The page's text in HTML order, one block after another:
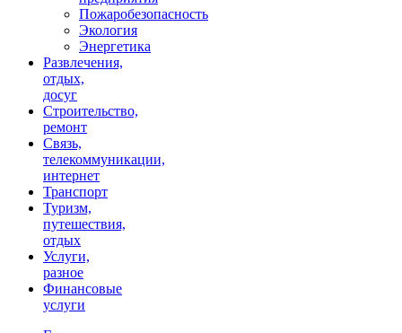
Пожаробезопасность
Экология
Энергетика
Развлечения,
отдых,
досуг
Строительство,
ремонт
Связь,
телекоммуникации,
интернет
Транспорт
Туризм,
путешествия,
отдых
Услуги,
разное
Финансовые
услуги